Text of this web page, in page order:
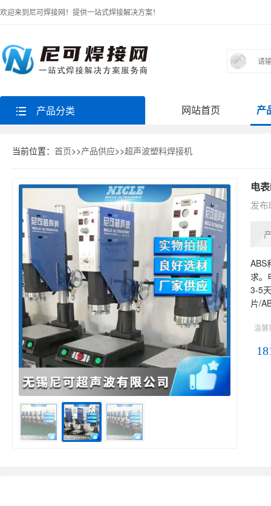
欢迎来到尼可焊接网！提供一站式焊接解决方案！
产品分类 网站首页 产
当前位置： 首页>>产品供应>>超声波塑料焊接机
电
发
ABS
求。
3-5
片/
温馨